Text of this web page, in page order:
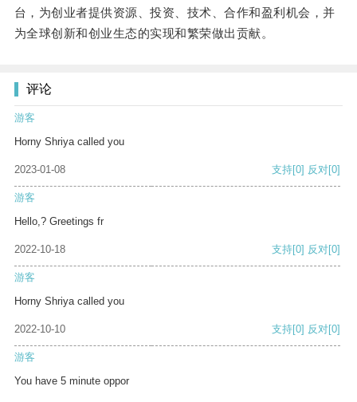
台，为创业者提供资源、投资、技术、合作和盈利机会，并
为全球创新和创业生态的实现和繁荣做出贡献。
评论
游客
Horny Shriya called you
2023-01-08 支持[0] 反对[0]
游客
Hello,? Greetings fr
2022-10-18 支持[0] 反对[0]
游客
Horny Shriya called you
2022-10-10 支持[0] 反对[0]
游客
You have 5 minute oppor